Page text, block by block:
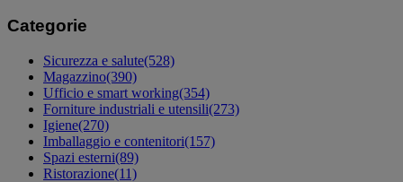
Categorie
Sicurezza e salute(528)
Magazzino(390)
Ufficio e smart working(354)
Forniture industriali e utensili(273)
Igiene(270)
Imballaggio e contenitori(157)
Spazi esterni(89)
Ristorazione(11)